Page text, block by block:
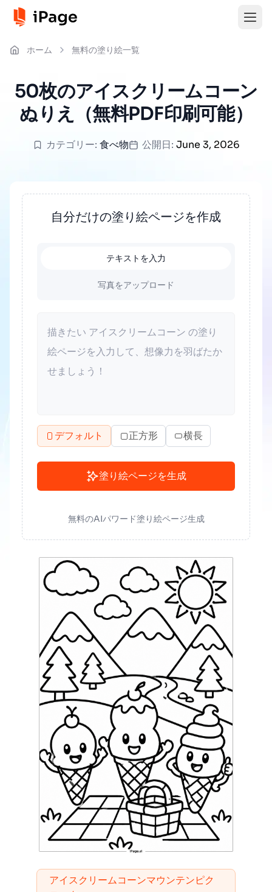
ホーム 無料の塗り絵一覧
50枚のアイスクリームコーン
ぬりえ（無料PDF印刷可能）
カテゴリー: 食べ物 公開日: June 3, 2026
アイスクリームコーンマウンテンピク
自分だけの塗り絵ページを作成
テキストを入力
写真をアップロード
デフォルト 正方形 横長
塗り絵ページを生成
無料のAIパワード塗り絵ページ生成